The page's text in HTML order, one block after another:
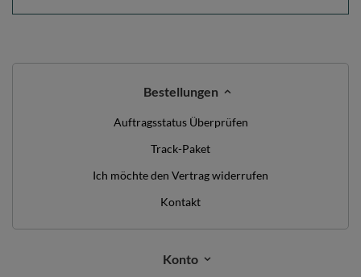
Bestellungen
Auftragsstatus Überprüfen
Track-Paket
Ich möchte den Vertrag widerrufen
Kontakt
Konto